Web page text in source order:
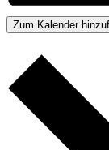
Zum Kalender